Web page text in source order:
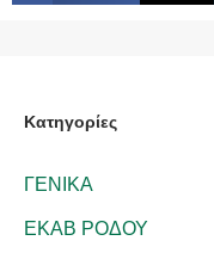
Kατηγορίες
ΓΕΝΙΚΑ
ΕΚΑΒ ΡΟΔΟΥ